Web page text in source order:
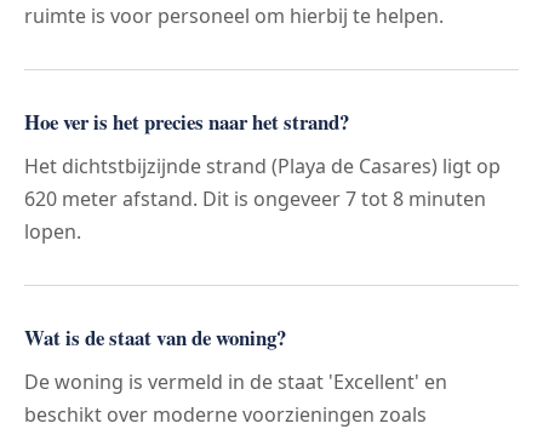
ruimte is voor personeel om hierbij te helpen.
Hoe ver is het precies naar het strand?
Het dichtstbijzijnde strand (Playa de Casares) ligt op
620 meter afstand. Dit is ongeveer 7 tot 8 minuten
lopen.
Wat is de staat van de woning?
De woning is vermeld in de staat 'Excellent' en
beschikt over moderne voorzieningen zoals